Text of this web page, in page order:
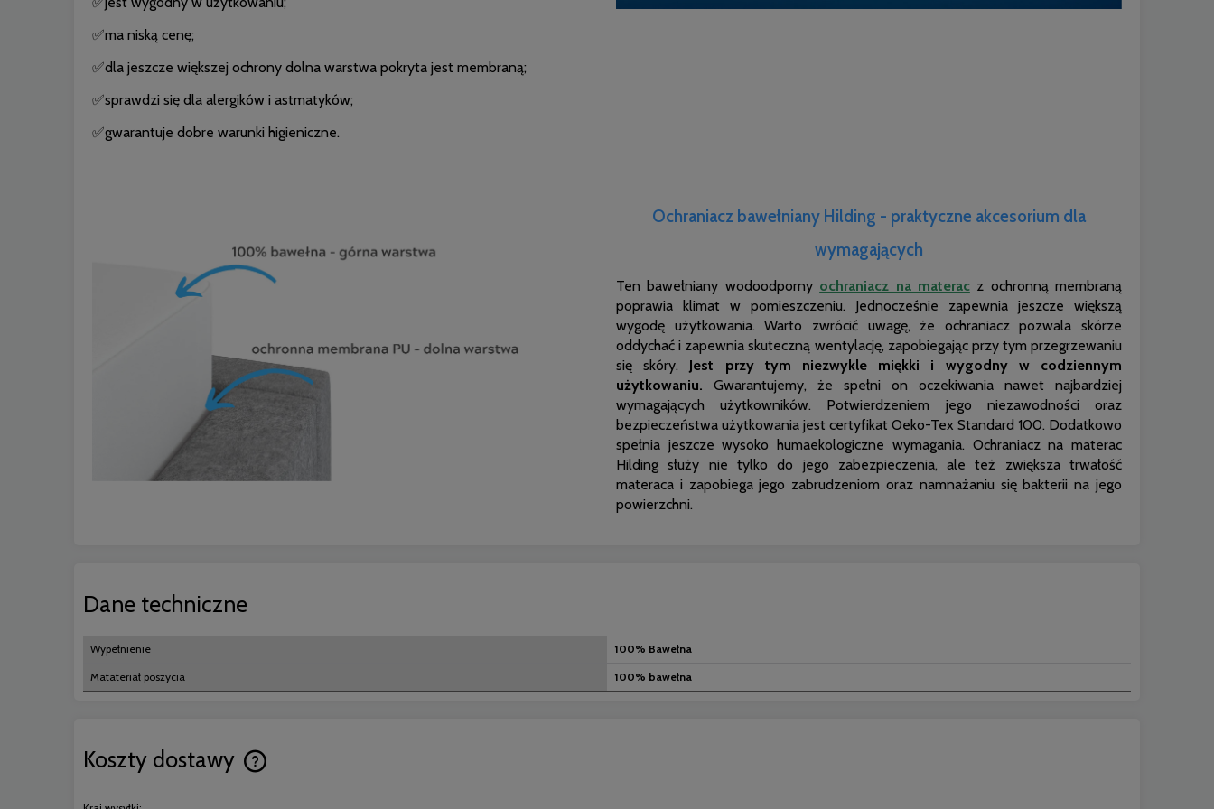
✅ma niską cenę;
✅dla jeszcze większej ochrony dolna warstwa pokryta jest membraną;
✅sprawdzi się dla alergików i astmatyków;
✅gwarantuje dobre warunki higieniczne.
Ochraniacz bawełniany Hilding - praktyczne akcesorium dla
wymagających
Ten bawełniany wodoodporny ochraniacz na materacz ochronną membraną
poprawia klimat w pomieszczeniu. Jednocześnie zapewnia jeszcze większą
wygodę użytkowania. Warto zwrócić uwagę, że ochraniacz pozwala skórze
oddychać i zapewnia skuteczną wentylację, zapobiegając przy tym przegrzewaniu
się skóry. Jest przy tym niezwykle miękki i wygodny w codziennym
użytkowaniu. Gwarantujemy, że spełni on oczekiwania nawet najbardziej
wymagających użytkowników. Potwierdzeniem jego niezawodności oraz
bezpieczeństwa użytkowania jest certyfikat Oeko-Tex Standard 100. Dodatkowo
spełnia jeszcze wysoko humaekologiczne wymagania. Ochraniacz na materac
Hilding służy nie tylko do jego zabezpieczenia, ale też zwiększa trwałość
materaca i zapobiega jego zabrudzeniom oraz namnażaniu się bakterii na jego
powierzchni.
Dane techniczne
Wypełnienie 100% Bawełna
Matateriał poszycia 100% bawełna
Koszty dostawy